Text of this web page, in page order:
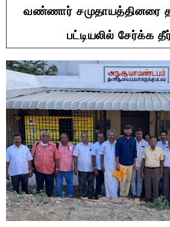
வண்ணார் சமுதாயத்தினரை
பட்டியலில் சேர்க்க